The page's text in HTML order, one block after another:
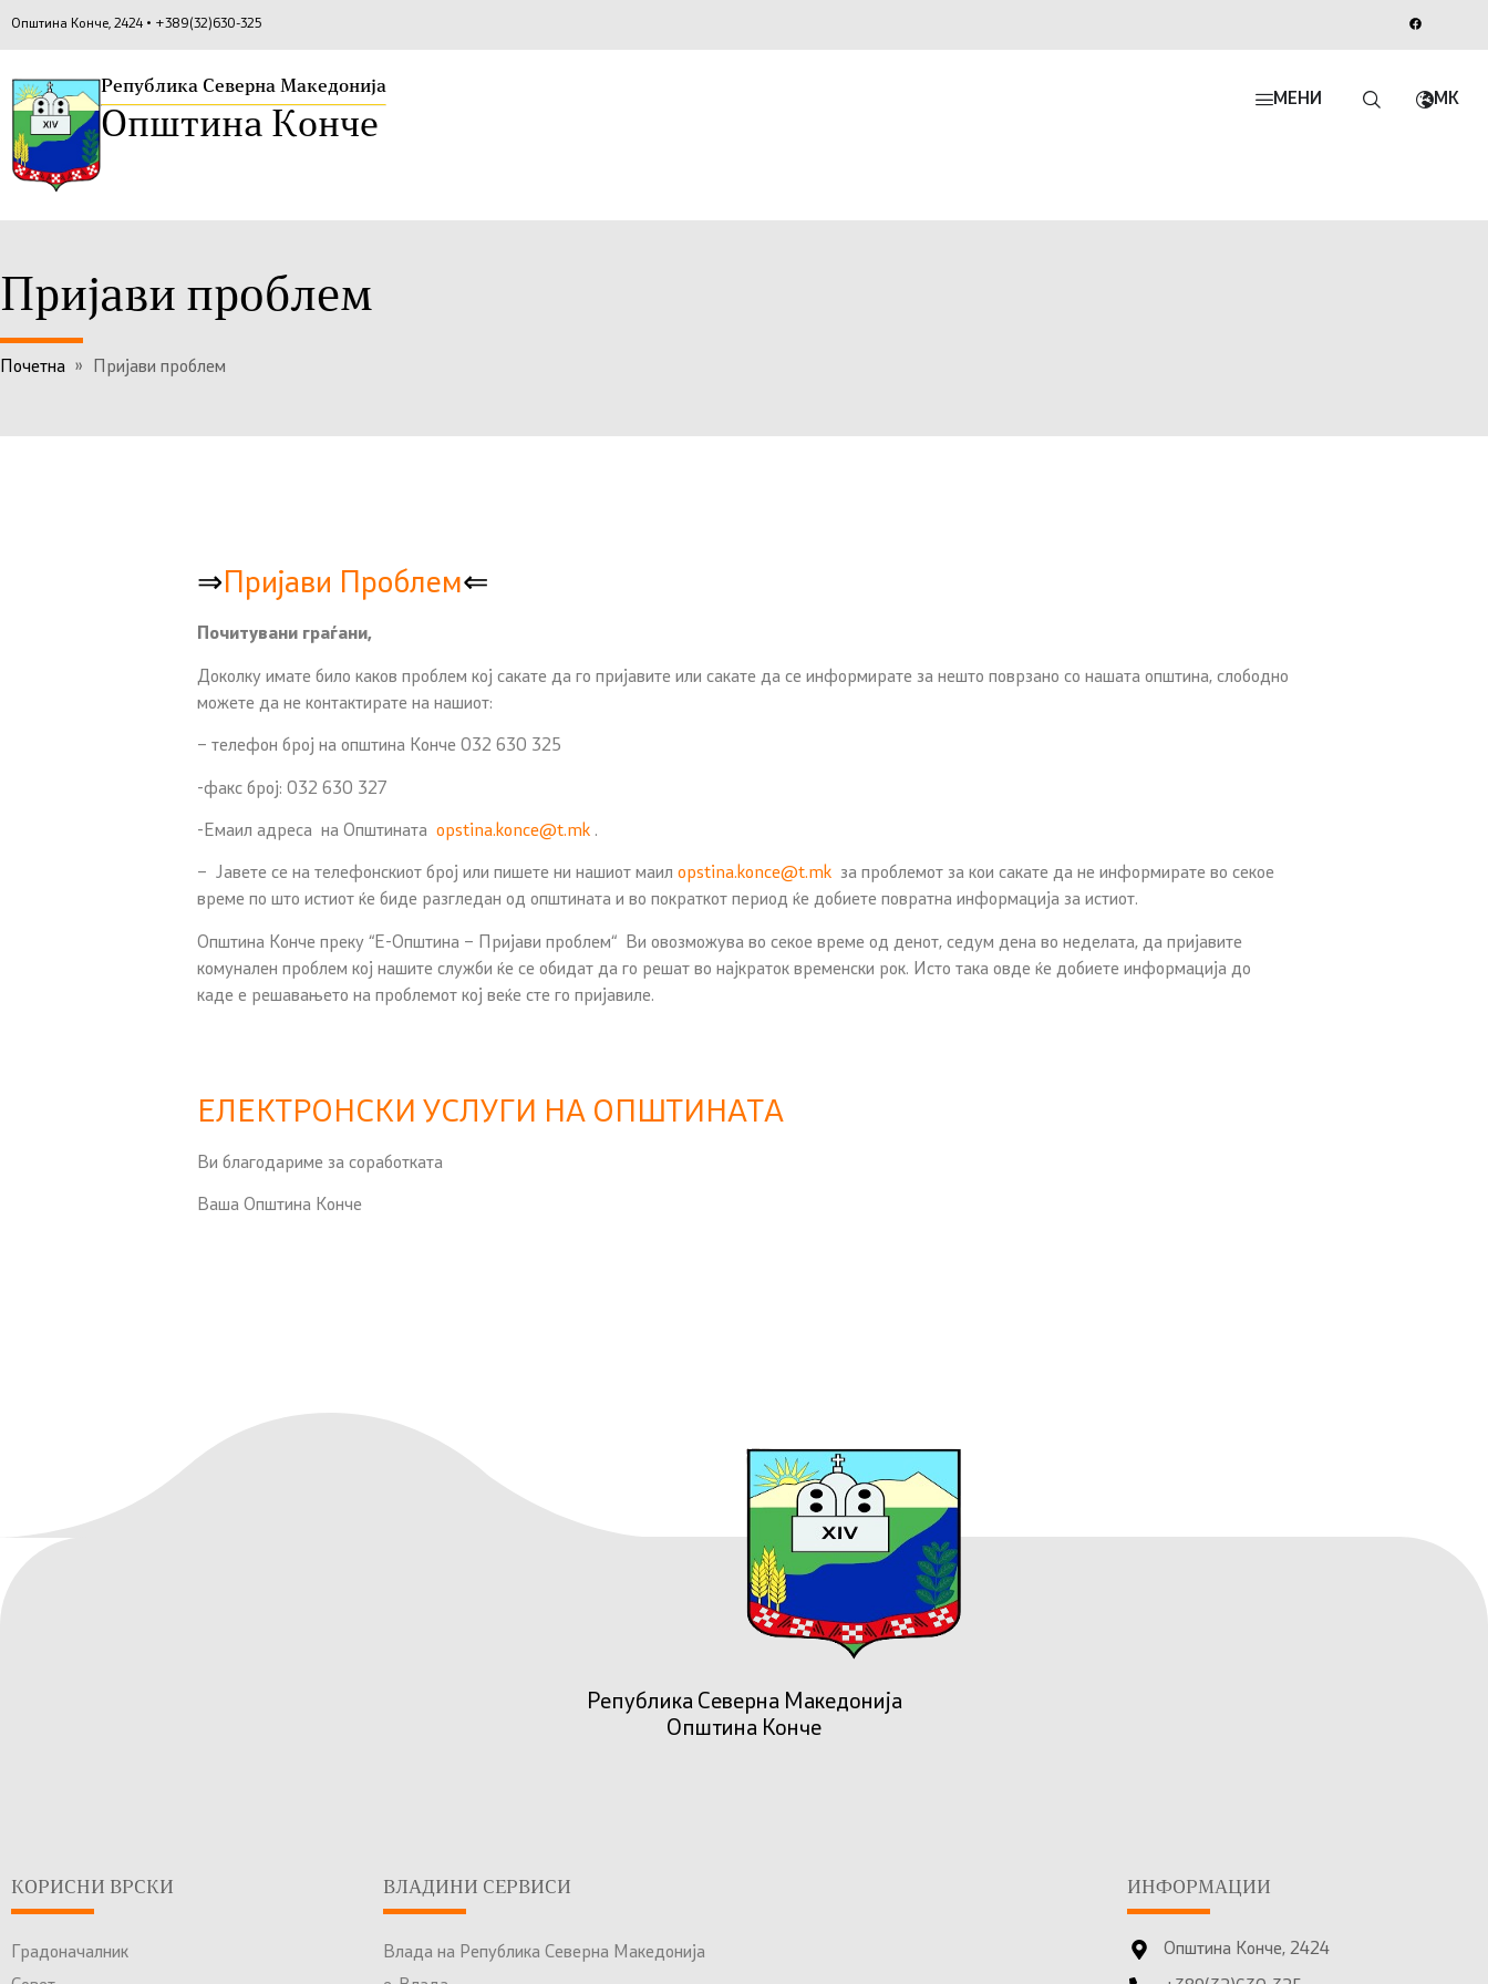
Општина Конче, 2424 • +389(32)630-325
Република Северна Македонија
Општина Конче
МЕНИ MK
Пријави проблем
Почетна » Пријави проблем
⇒Пријави Проблем⇐
Почитувани граѓани,
Доколку имате било каков проблем кој сакате да го пријавите или сакате да се информирате за нешто поврзано со нашата општина, слободно
можете да не контактирате на нашиот:
– телефон број на општина Конче 032 630 325
-факс број: 032 630 327
-Емаил адреса на Општината opstina.konce@t.mk .
– Јавете се на телефонскиот број или пишете ни нашиот маил opstina.konce@t.mk за проблемот за кои сакате да не информирате во секое
време по што истиот ќе биде разгледан од општината и во пократкот период ќе добиете повратна информација за истиот.
Општина Конче преку “Е-Општина – Пријави проблем“ Ви овозможува во секое време од денот, седум дена во неделата, да пријавите
комунален проблем кој нашите служби ќе се обидат да го решат во најкраток временски рок. Исто така овде ќе добиете информација до
каде е решавањето на проблемот кој веќе сте го пријавиле.
ЕЛЕКТРОНСКИ УСЛУГИ НА ОПШТИНАТА
Ви благодариме за соработката
Ваша Општина Конче
Република Северна Македонија
Општина Конче
КОРИСНИ ВРСКИ
Градоначалник
ВЛАДИНИ СЕРВИСИ
Влада на Република Северна Македонија
ИНФОРМАЦИИ
Општина Конче, 2424